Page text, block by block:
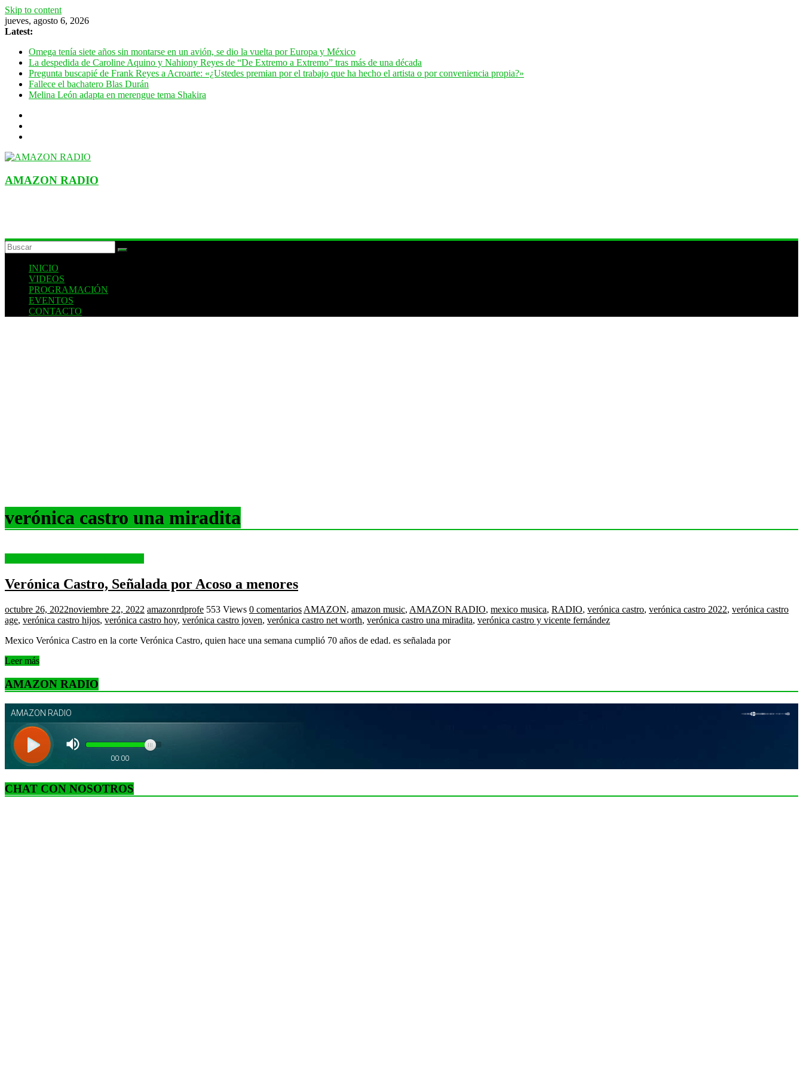
Skip to content
jueves, agosto 6, 2026
Latest:
Omega tenía siete años sin montarse en un avión, se dio la vuelta por Europa y México
La despedida de Caroline Aquino y Nahiony Reyes de “De Extremo a Extremo” tras más de una década
Pregunta buscapié de Frank Reyes a Acroarte: «¿Ustedes premian por el trabajo que ha hecho el artista o por conveniencia propia?»
Fallece el bachatero Blas Durán
Melina León adapta en merengue tema Shakira
AMAZON RADIO
INICIO
VIDEOS
PROGRAMACIÓN
EVENTOS
CONTACTO
verónica castro una miradita
Verónica Castro, Señalada por Acoso a menores
octubre 26, 2022noviembre 22, 2022 amazonrdprofe 553 Views 0 comentarios AMAZON, amazon music, AMAZON RADIO, mexico musica, RADIO, verónica castro, verónica castro 2022, verónica castro
age, verónica castro hijos, verónica castro hoy, verónica castro joven, verónica castro net worth, verónica castro una miradita, verónica castro y vicente fernández
Mexico Verónica Castro en la corte Verónica Castro, quien hace una semana cumplió 70 años de edad. es señalada por
Leer más
AMAZON RADIO
CHAT CON NOSOTROS